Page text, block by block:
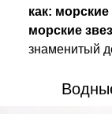
как:
морские
знаменитый